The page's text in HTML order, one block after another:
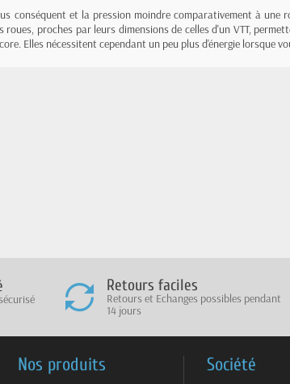
et la pression moindre comparativement à une
proches par leurs dimensions de celles d'un VTT,
Elles nécessitent cependant un peu plus d'énergie lorsque
Retours faciles
Retours et Echanges possibles pendant
14 jours
Nos produits Société